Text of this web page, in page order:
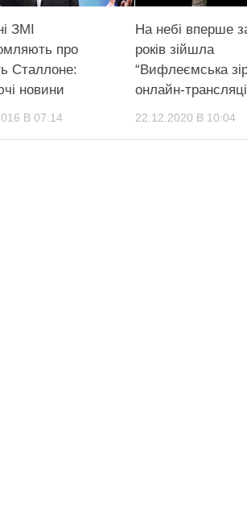
ЗМІ
про
Сталлоне:
новини
В 07:14
На небі вперше
років зійшла
“Вифлеємська
онлайн-
22.12.2020 В 10:04